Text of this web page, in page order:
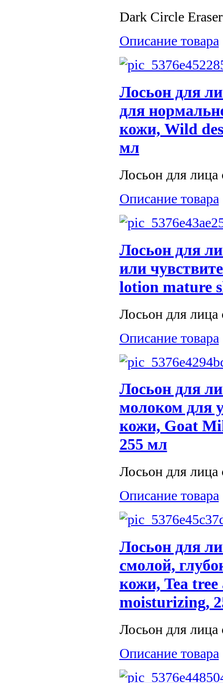
Dark Circle
Описание товара
Лосьон для
для
кожи, Wild
мл
Лосьон для
Описание товара
Лосьон для
или
lotion mature
Лосьон для лица
Описание товара
Лосьон для
молоком для
кожи, Goat
255 мл
Лосьон для лица
Описание товара
Лосьон для
смолой,
кожи, Tea
moisturizing,
Лосьон для
Описание товара